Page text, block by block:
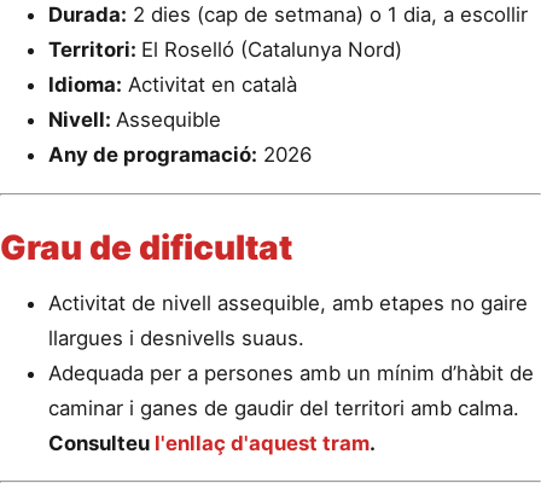
Durada: 2 dies (cap de setmana) o 1 dia, a escollir
Territori: El Roselló (Catalunya Nord)
Idioma: Activitat en català
Nivell: Assequible
Any de programació: 2026
Grau de dificultat
Activitat de nivell assequible, amb etapes no gaire
llargues i desnivells suaus.
Adequada per a persones amb un mínim d’hàbit de
caminar i ganes de gaudir del territori amb calma.
Consulteu l'enllaç d'aquest tram.